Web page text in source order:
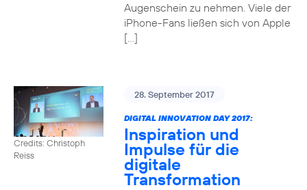
Augenschein zu nehmen. Viele der
iPhone-Fans ließen sich von Apple
[…]
Credits: Christoph
Reiss
28. September 2017
DIGITAL INNOVATION DAY 2017:
Inspiration und
Impulse für die
digitale
Transformation